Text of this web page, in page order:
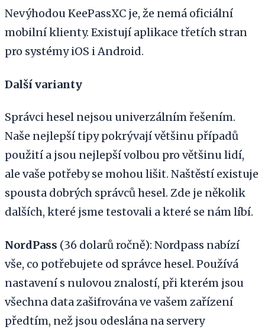
Nevýhodou KeePassXC je, že nemá oficiální
mobilní klienty. Existují aplikace třetích stran
pro systémy iOS i Android.
Další varianty
Správci hesel nejsou univerzálním řešením.
Naše nejlepší tipy pokrývají většinu případů
použití a jsou nejlepší volbou pro většinu lidí,
ale vaše potřeby se mohou lišit. Naštěstí existuje
spousta dobrých správců hesel. Zde je několik
dalších, které jsme testovali a které se nám líbí.
NordPass (36 dolarů ročně): Nordpass nabízí
vše, co potřebujete od správce hesel. Používá
nastavení s nulovou znalostí, při kterém jsou
všechna data zašifrována ve vašem zařízení
předtím, než jsou odeslána na servery